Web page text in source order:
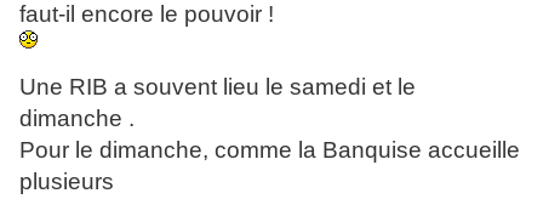
faut-il encore le pouvoir !
Une RIB a souvent lieu le samedi et le
dimanche .
Pour le dimanche, comme la Banquise accueille
plusieurs